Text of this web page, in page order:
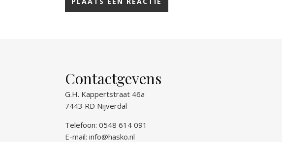
Contactgevens
G.H. Kappertstraat 46a
7443 RD Nijverdal
Telefoon: 0548 614 091
E-mail: info@hasko.nl